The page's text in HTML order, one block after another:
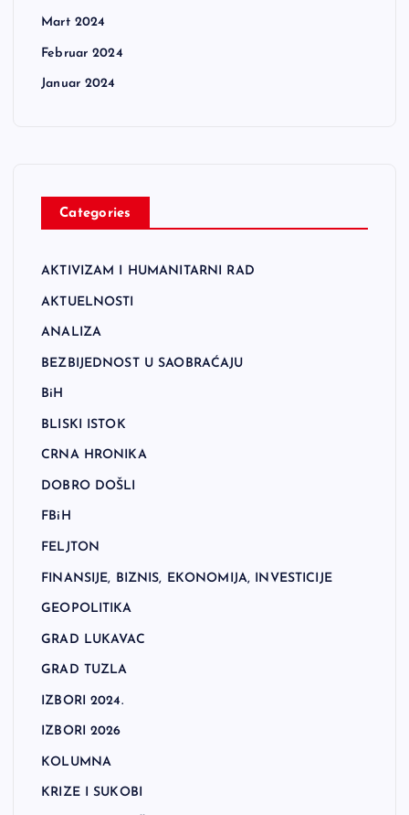
Mart 2024
Februar 2024
Januar 2024
Categories
AKTIVIZAM I HUMANITARNI RAD
AKTUELNOSTI
ANALIZA
BEZBIJEDNOST U SAOBRAĆAJU
BiH
BLISKI ISTOK
CRNA HRONIKA
DOBRO DOŠLI
FBiH
FELJTON
FINANSIJE, BIZNIS, EKONOMIJA, INVESTICIJE
GEOPOLITIKA
GRAD LUKAVAC
GRAD TUZLA
IZBORI 2024.
IZBORI 2026
KOLUMNA
KRIZE I SUKOBI